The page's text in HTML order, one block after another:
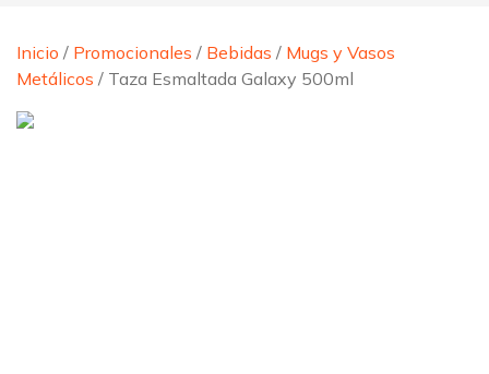
Inicio / Promocionales / Bebidas / Mugs y Vasos
Metálicos / Taza Esmaltada Galaxy 500ml